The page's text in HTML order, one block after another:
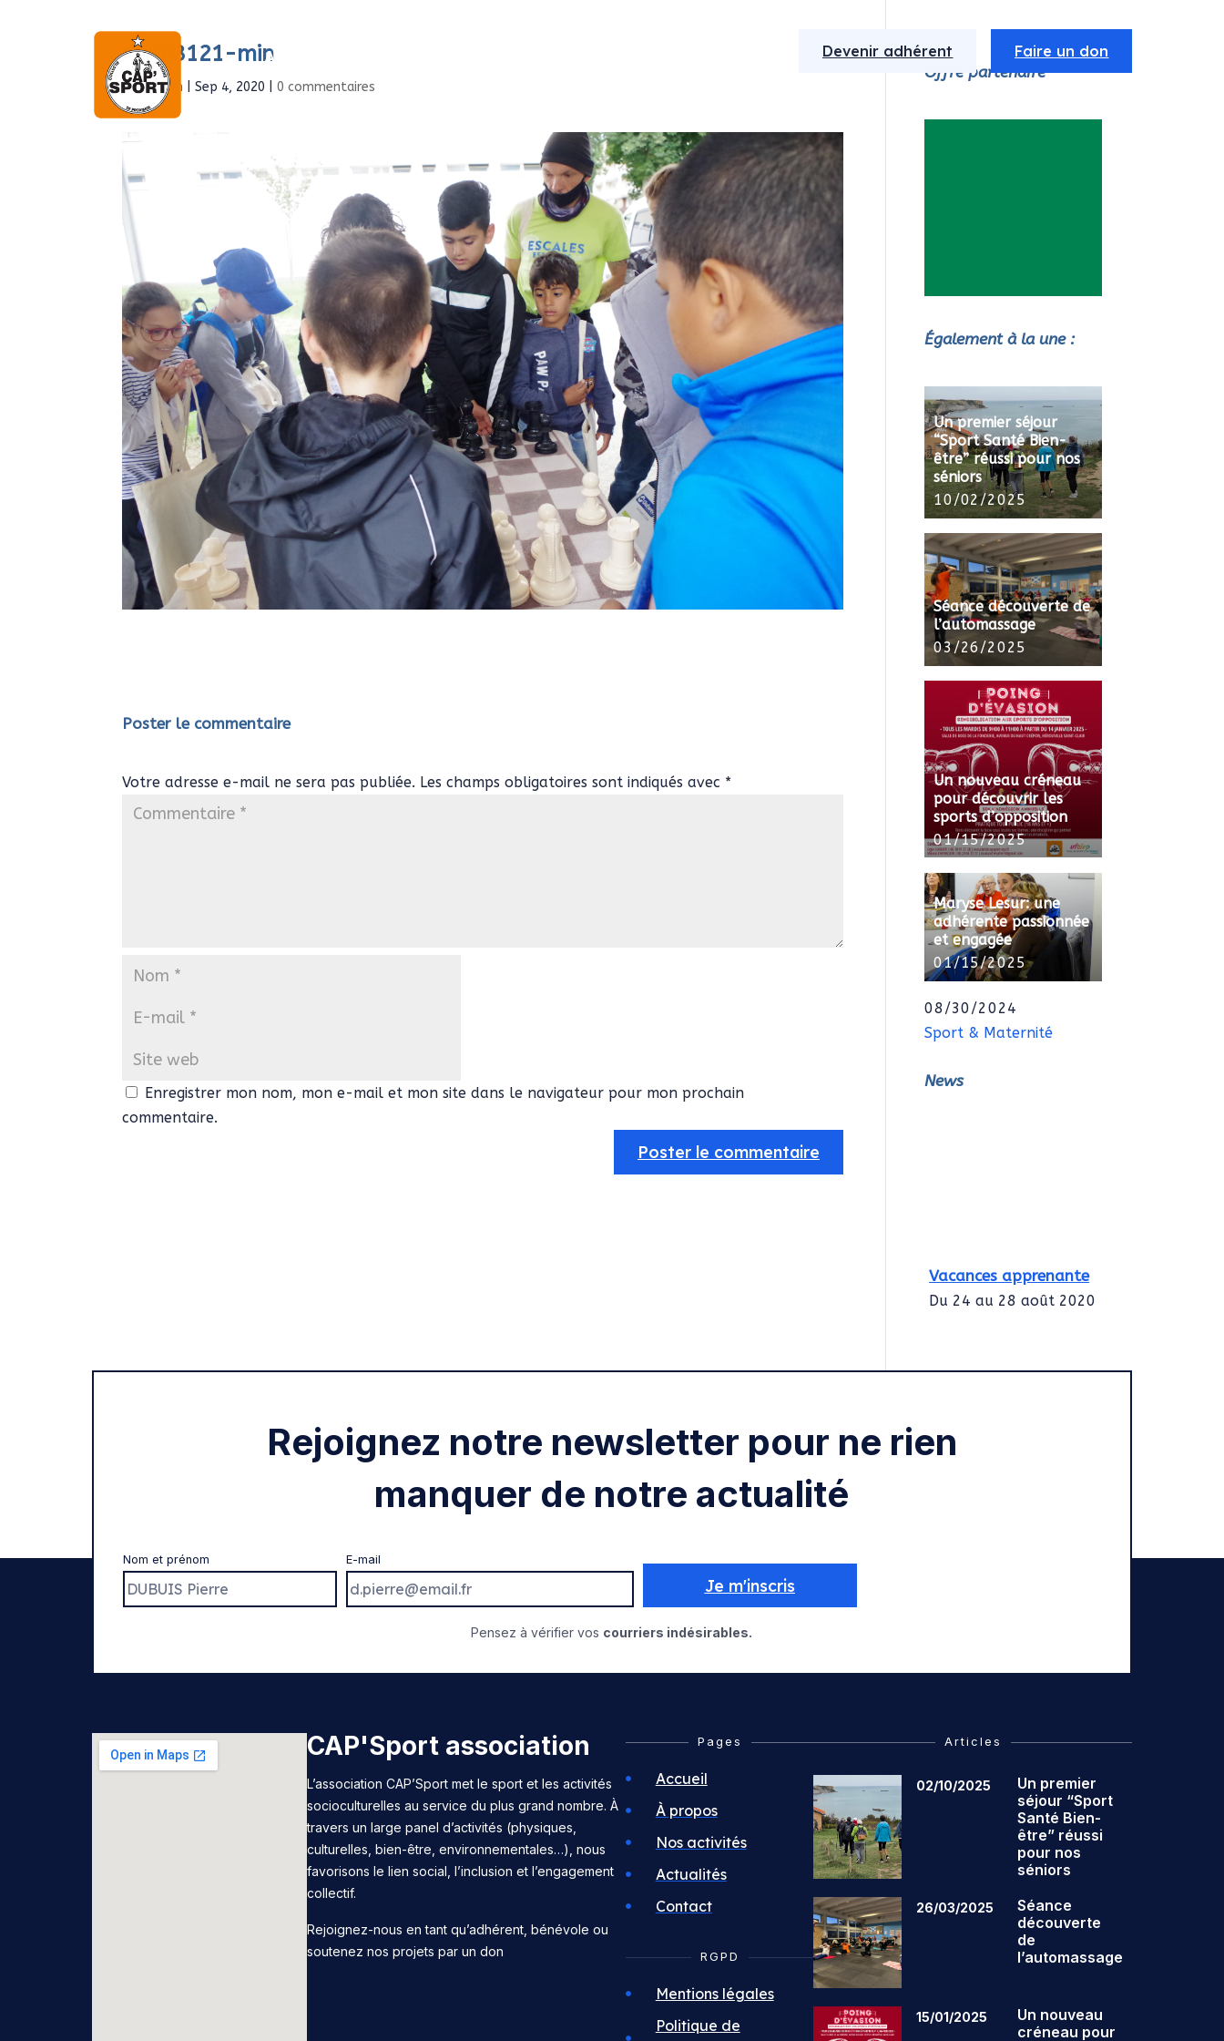
Accueil Devenir adhérent Faire un don
IMGP3121-min
parAdmin |Sep 4, 2020 |0 commentaires
Poster le commentaire
Votre adresse e-mail ne sera pas publiée. Les champs obligatoires sont indiqués avec *
Enregistrer mon nom, mon e-mail et mon site dans le navigateur pour mon prochain
commentaire.
Offre partenaire
Également à la une :
Un premier séjour
“Sport Santé Bien-
être” réussi pour nos
séniors
10/02/2025
Séance découverte de
l’automassage
03/26/2025
Un nouveau créneau
pour découvrir les
sports d’opposition
01/15/2025
Maryse Lesur: une
adhérente passionnée
et engagée
01/15/2025
08/30/2024
Sport & Maternité
News
Vacances apprenante
Du 24 au 28 août 2020
Rejoignez notre newsletter pour ne rien
manquer de notre actualité
Nom et prénom E-mail
Je m'inscris
Pensez à vérifier vos courriers indésirables.
CAP'Sport association
L’association CAP’Sport met le sport et les activités
socioculturelles au service du plus grand nombre. À
travers un large panel d’activités (physiques,
culturelles, bien-être, environnementales…), nous
favorisons le lien social, l’inclusion et l’engagement
collectif.
Rejoignez-nous en tant qu’adhérent, bénévole ou
soutenez nos projets par un don
Pages
Accueil
À propos
Nos activités
Actualités
Contact
RGPD
Mentions légales
Politique de
Articles
02/10/2025
Un premier
séjour “Sport
Santé Bien-
être” réussi
pour nos
séniors
26/03/2025
Séance
découverte
de
l’automassage
15/01/2025
Un nouveau
créneau pour